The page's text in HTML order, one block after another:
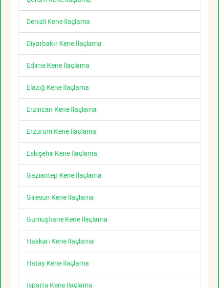
Denizli Kene İlaçlama
Diyarbakır Kene İlaçlama
Edirne Kene İlaçlama
Elazığ Kene İlaçlama
Erzincan Kene İlaçlama
Erzurum Kene İlaçlama
Eskişehir Kene İlaçlama
Gaziantep Kene İlaçlama
Giresun Kene İlaçlama
Gümüşhane Kene İlaçlama
Hakkari Kene İlaçlama
Hatay Kene İlaçlama
Isparta Kene İlaçlama